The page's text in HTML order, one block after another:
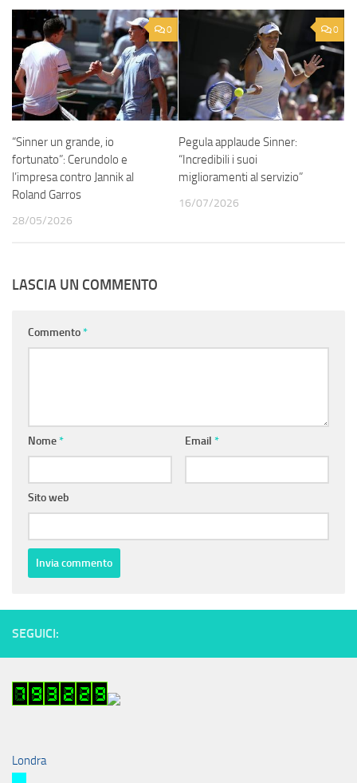
0
“Sinner un grande, io
fortunato”: Cerundolo e
l’impresa contro Jannik al
Roland Garros
28/05/2026
0
Pegula applaude Sinner:
“Incredibili i suoi
miglioramenti al servizio”
16/07/2026
LASCIA UN COMMENTO
Commento*
Nome* Email *
Sito web
SEGUICI:
Londra